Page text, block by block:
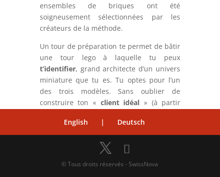
ensembles de briques ont été
soigneusement sélectionnées par les
créateurs de la méthode.
Un tour de préparation te permet de bâtir
une tour lego à laquelle tu peux
t’identifier, grand architecte d’un univers
miniature que tu es. Tu optes pour l’un
des trois modèles. Sans oublier de
construire ton « client idéal » (à partir
échafaudes ton « expérience version
prospection ».
A ce stade, les figurines à effigie de «
grand méchant » font un tabac. Partage et
English | Deutsch
© Tous droits réservés - SwissNova